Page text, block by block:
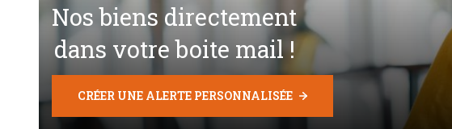
Nos biens directement
dans votre boite mail !
CRÉER UNE ALERTE PERSONNALISÉE